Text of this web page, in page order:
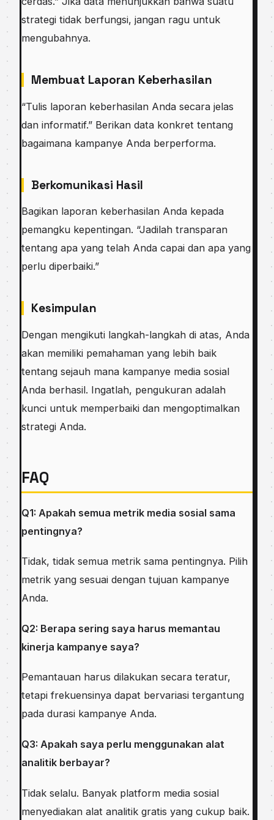
strategi tidak berfungsi, jangan ragu untuk
mengubahnya.
Membuat Laporan Keberhasilan
“Tulis laporan keberhasilan Anda secara jelas
dan informatif.” Berikan data konkret tentang
bagaimana kampanye Anda berperforma.
Berkomunikasi Hasil
Bagikan laporan keberhasilan Anda kepada
pemangku kepentingan. “Jadilah transparan
tentang apa yang telah Anda capai dan apa yang
perlu diperbaiki.”
Kesimpulan
Dengan mengikuti langkah-langkah di atas, Anda
akan memiliki pemahaman yang lebih baik
tentang sejauh mana kampanye media sosial
Anda berhasil. Ingatlah, pengukuran adalah
kunci untuk memperbaiki dan mengoptimalkan
strategi Anda.
FAQ
Q1: Apakah semua metrik media sosial sama
pentingnya?
Tidak, tidak semua metrik sama pentingnya. Pilih
metrik yang sesuai dengan tujuan kampanye
Anda.
Q2: Berapa sering saya harus memantau
kinerja kampanye saya?
Pemantauan harus dilakukan secara teratur,
tetapi frekuensinya dapat bervariasi tergantung
pada durasi kampanye Anda.
Q3: Apakah saya perlu menggunakan alat
analitik berbayar?
Tidak selalu. Banyak platform media sosial
menyediakan alat analitik gratis yang cukup baik.